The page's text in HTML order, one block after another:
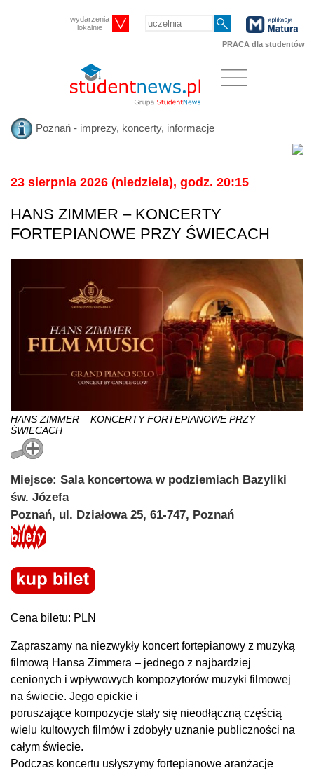
wydarzenia
lokalnie
PRACA dla studentów
Poznań - imprezy, koncerty, informacje
23 sierpnia 2026 (niedziela), godz. 20:15
HANS ZIMMER – KONCERTY
FORTEPIANOWE PRZY ŚWIECACH
HANS ZIMMER – KONCERTY FORTEPIANOWE PRZY
ŚWIECACH
Miejsce: Sala koncertowa w podziemiach Bazyliki
św. Józefa
Poznań, ul. Działowa 25, 61-747, Poznań
Cena biletu: PLN
Zapraszamy na niezwykły koncert fortepianowy z muzyką
filmową Hansa Zimmera – jednego z najbardziej
cenionych i wpływowych kompozytorów muzyki filmowej
na świecie. Jego epickie i
poruszające kompozycje stały się nieodłączną częścią
wielu kultowych filmów i zdobyły uznanie publiczności na
całym świecie.
Podczas koncertu usłyszymy fortepianowe aranżacje